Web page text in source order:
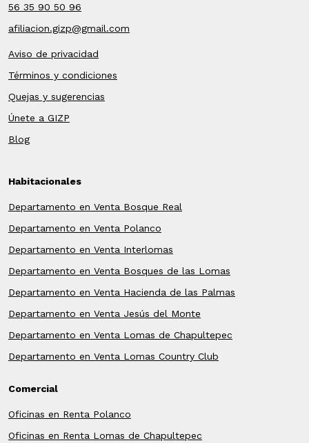
56 35 90 50 96
afiliacion.gizp@gmail.com
Aviso de privacidad
Términos y condiciones
Quejas y sugerencias
Únete a GIZP
Blog
Habitacionales
Departamento en Venta Bosque Real
Departamento en Venta Polanco
Departamento en Venta Interlomas
Departamento en Venta Bosques de las Lomas
Departamento en Venta Hacienda de las Palmas
Departamento en Venta Jesús del Monte
Departamento en Venta Lomas de Chapultepec
Departamento en Venta Lomas Country Club
Comercial
Oficinas en Renta Polanco
Oficinas en Renta Lomas de Chapultepec